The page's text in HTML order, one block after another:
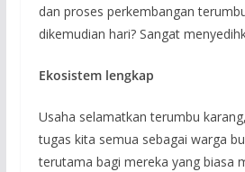
dan proses perkembangan
dikemudian hari? Sangat
Ekosistem lengkap
Usaha selamatkan terumbu
tugas kita semua sebagai warga
terutama bagi mereka yang biasa